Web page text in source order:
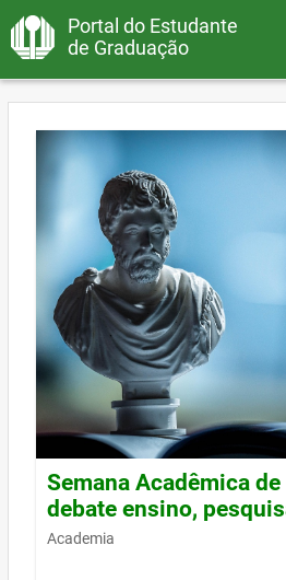
Portal do Estudante
de Graduação
Semana Acadêmica
debate ensino,
Academia